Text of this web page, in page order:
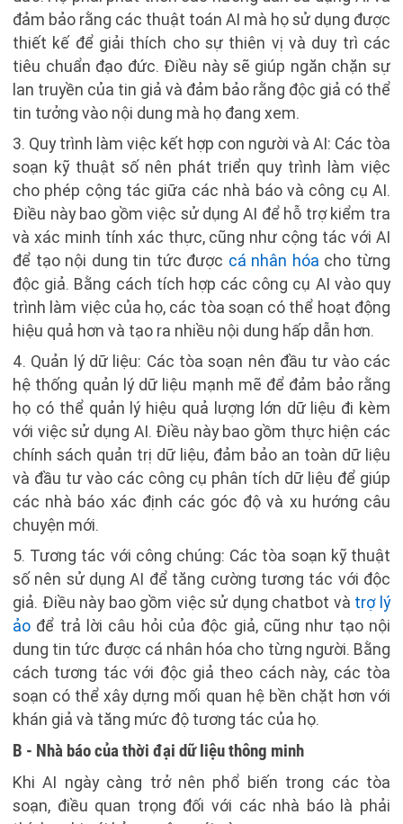
đảm bảo rằng các thuật toán AI mà họ sử dụng được
thiết kế để giải thích cho sự thiên vị và duy trì các
tiêu chuẩn đạo đức. Điều này sẽ giúp ngăn chặn sự
lan truyền của tin giả và đảm bảo rằng độc giả có thể
tin tưởng vào nội dung mà họ đang xem.
3. Quy trình làm việc kết hợp con người và AI: Các tòa
soạn kỹ thuật số nên phát triển quy trình làm việc
cho phép cộng tác giữa các nhà báo và công cụ AI.
Điều này bao gồm việc sử dụng AI để hỗ trợ kiểm tra
và xác minh tính xác thực, cũng như cộng tác với AI
để tạo nội dung tin tức được cá nhân hóa cho từng
độc giả. Bằng cách tích hợp các công cụ AI vào quy
trình làm việc của họ, các tòa soạn có thể hoạt động
hiệu quả hơn và tạo ra nhiều nội dung hấp dẫn hơn.
4. Quản lý dữ liệu: Các tòa soạn nên đầu tư vào các
hệ thống quản lý dữ liệu mạnh mẽ để đảm bảo rằng
họ có thể quản lý hiệu quả lượng lớn dữ liệu đi kèm
với việc sử dụng AI. Điều này bao gồm thực hiện các
chính sách quản trị dữ liệu, đảm bảo an toàn dữ liệu
và đầu tư vào các công cụ phân tích dữ liệu để giúp
các nhà báo xác định các góc độ và xu hướng câu
chuyện mới.
5. Tương tác với công chúng: Các tòa soạn kỹ thuật
số nên sử dụng AI để tăng cường tương tác với độc
giả. Điều này bao gồm việc sử dụng chatbot và trợ lý
ảo để trả lời câu hỏi của độc giả, cũng như tạo nội
dung tin tức được cá nhân hóa cho từng người. Bằng
cách tương tác với độc giả theo cách này, các tòa
soạn có thể xây dựng mối quan hệ bền chặt hơn với
khán giả và tăng mức độ tương tác của họ.
B - Nhà báo của thời đại dữ liệu thông minh
Khi AI ngày càng trở nên phổ biến trong các tòa
soạn, điều quan trọng đối với các nhà báo là phải